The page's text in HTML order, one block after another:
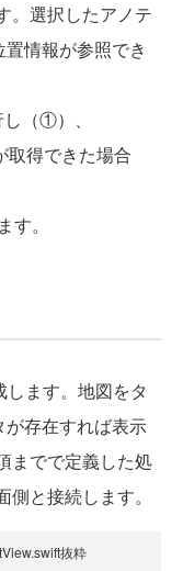
。選択したアノテ
情報が参照でき
（①）、
取得できた場合
。
ます。地図をタ
存在すれば表示
までで定義した処
と接続します。
抜粋